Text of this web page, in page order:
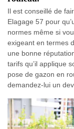
Il est conseillé de
Elagage 57 pour
normes même si
exigeant en termes
une bonne
tarifs qu’il applique
pose de gazon en
demandez-lui un